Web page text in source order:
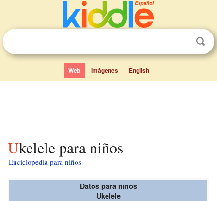
Web Imágenes English
Ukelele para niños
Enciclopedia para niños
Datos para niños
Ukelele